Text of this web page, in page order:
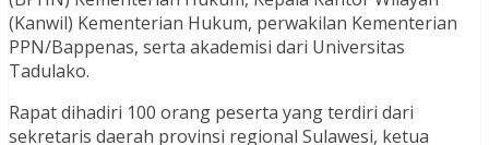
(Kanwil) Kementerian Hukum, perwakilan Kementerian
PPN/Bappenas, serta akademisi dari Universitas
Tadulako.
Rapat dihadiri 100 orang peserta yang terdiri dari
sekretaris daerah provinsi regional Sulawesi, ketua